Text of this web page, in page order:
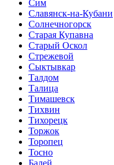
Сим
Славянск-на-Кубани
Солнечногорск
Старая Купавна
Старый Оскол
Стрежевой
Сыктывкар
Талдом
Талица
Тимашевск
Тихвин
Тихорецк
Торжок
Торопец
Тосно